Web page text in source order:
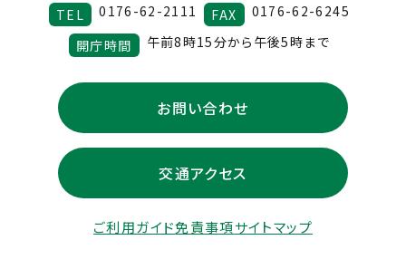
TEL
0176-62-2111 FAX
0176-62-6245
開庁時間
午前8時15分から午後5時まで
お問い合わせ
交通アクセス
ご利用ガイド免責事項サイトマップ